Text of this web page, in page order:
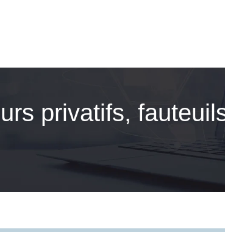
privatifs,